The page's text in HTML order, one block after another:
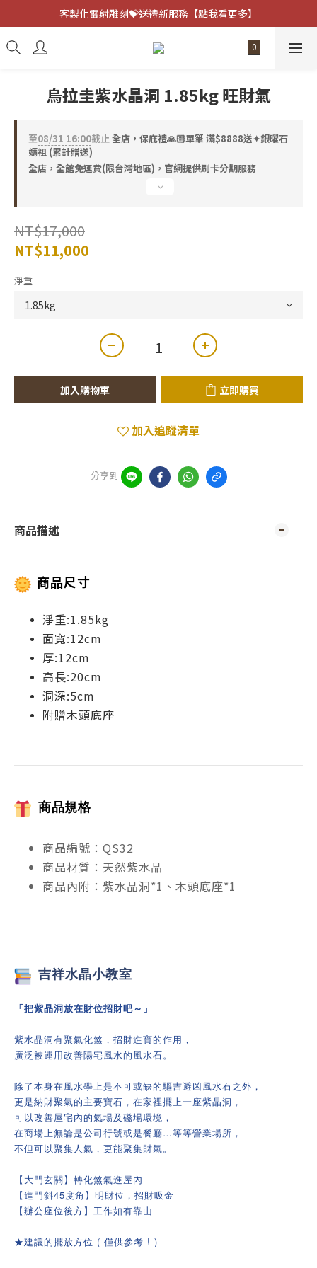
客製化雷射雕刻💝送禮新服務【點我看更多】
客製化雷射雕刻💝送禮新服務【點我看更多】
避邪防小人⚡指定黑曜石 任選兩件75折
烏拉圭紫水晶洞 1.85kg 旺財氣
至08/31 16:00截止全店，保庇禮🙏🏻單筆 滿$8888送✦銀曜石
媽祖 (累計贈送)
全店，全館免運費(限台灣地區)，官網提供刷卡分期服務
NT$17,000
NT$11,000
淨重
加入購物車 立即購買
加入追蹤清單
分享到
商品描述
商品尺寸
淨重:1.85kg
面寬:12cm
厚:12cm
高長:20cm
洞深:5cm
附贈木頭底座
商品規格
商品編號：QS32
商品材質：天然紫水晶
商品內附：紫水晶洞*1、木頭底座*1
吉祥水晶小教室
「把紫晶洞放在財位招財吧～」
紫水晶洞有聚氣化煞，招財進寶的作用，
廣泛被運用改善陽宅風水的風水石。
除了本身在風水學上是不可或缺的驅吉避凶風水石之外，
更是納財聚氣的主要寶石，在家裡擺上一座紫晶洞，
可以改善屋宅內的氣場及磁場環境，
在商場上無論是公司行號或是餐廳…等等營業場所，
不但可以聚集人氣，更能聚集財氣。
【大門玄關】轉化煞氣進屋內
【進門斜45度角】明財位，招財吸金
【辦公座位後方】工作如有靠山
★建議的擺放方位 ( 僅供參考 ! )